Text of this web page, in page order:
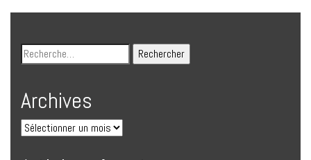
Archives